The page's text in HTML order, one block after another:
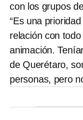
con los grupos
“Es una
relación con
animación.
de Querétaro,
personas, pero